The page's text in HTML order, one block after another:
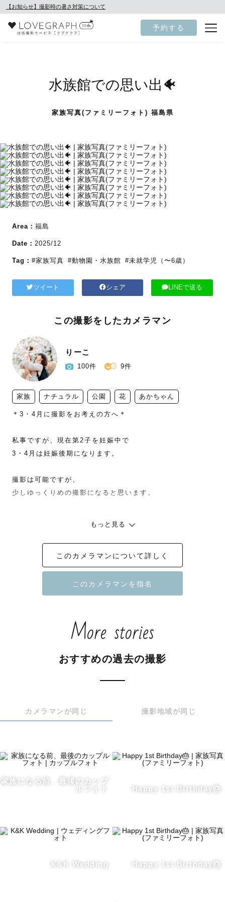
【お知らせ】撮影時の暑さ対策について
予約する
水族館での思い出🐠
家族写真(ファミリーフォト) 福島県
Area： 福島
Date： 2025/12
Tag： #家族写真 #動物園・水族館 #未就学児（〜6歳）
ツイート シェア LINEで送る
この撮影をしたカメラマン
りーこ
100件 9件
家族 ナチュラル 公園 花 あかちゃん
＊3・4月に撮影をお考えの方へ＊
私事ですが、現在第2子を妊娠中で
3・4月は妊娠後期になります。
撮影は可能ですが、
少しゆっくりめの撮影になると思います。
ご相談いただけますと嬉しいです！
4月中旬からはしばらく
お休みさせていただきますので、
ꕤ︎︎元小学校教員
ꕤ︎︎七五三認定カメラマン
＊りーこってどんな人？＊
もっと見る
このカメラマンについて詳しく
More stories
おすすめの過去の撮影
カメラマンが同じ 撮影地域が同じ
家族になる前、最後のカップ
ルフォト
Happy 1st Birthday🎂
K&K Wedding Happy 1st Birthday🎂